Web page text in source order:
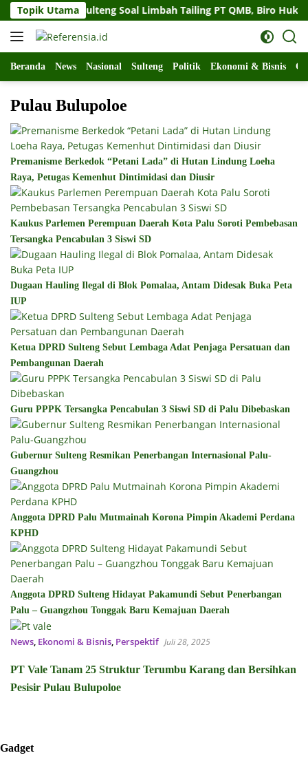
Langsung
ke
konten
Topik Utama
Gubernur Sulteng Soal Limbah Tailing PT QMB, Biro Hukum
Beranda News Nasional Sulteng Politik Ekonomi & Bisnis
Pulau Bulupoloe
Premanisme Berkedok “Petani Lada” di Hutan Lindung Loeha
Raya, Petugas Kemenhut Dintimidasi dan Diusir
Kaukus Parlemen Perempuan Daerah Kota Palu Soroti Pembebasan
Tersangka Pencabulan 3 Siswi SD
Dugaan Hauling Ilegal di Blok Pomalaa, Antam Didesak Buka Peta
IUP
Ketua DPRD Sulteng Sebut Lembaga Adat Penjaga Persatuan dan
Pembangunan Daerah
Guru PPPK Tersangka Pencabulan 3 Siswi SD di Palu Dibebaskan
Gubernur Sulteng Resmikan Penerbangan Internasional Palu-
Guangzhou
Anggota DPRD Palu Mutmainah Korona Pimpin Akademi Perdana
KPHD
Anggota DPRD Sulteng Hidayat Pakamundi Sebut Penerbangan
Palu – Guangzhou Tonggak Baru Kemajuan Daerah
News, Ekonomi & Bisnis, Perspektif Juli 28, 2025
PT Vale Tanam 25 Struktur Terumbu Karang dan Bersihkan
Pesisir Pulau Bulupoloe
Gadget